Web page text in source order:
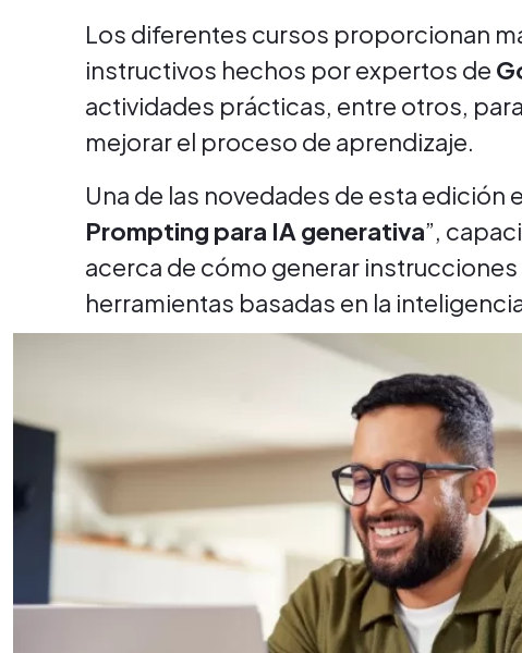
Los diferentes cursos proporcionan
instructivos hechos por expertos de
actividades prácticas, entre otros,
mejorar el proceso de aprendizaje.
Una de las novedades de esta edición
Prompting para IA generativa”,
acerca de cómo generar
herramientas basadas en la